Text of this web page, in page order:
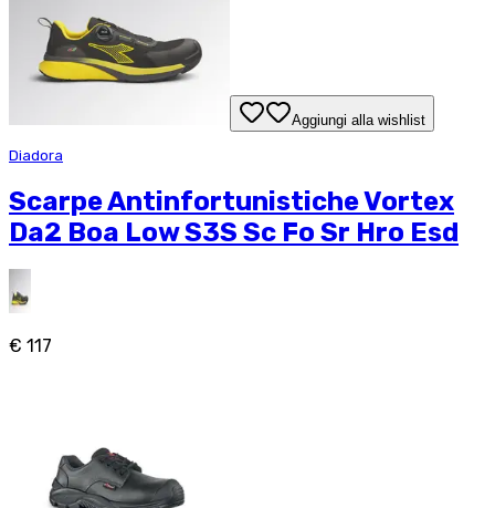
Aggiungi alla wishlist
Diadora
Scarpe Antinfortunistiche Vortex
Da2 Boa Low S3S Sc Fo Sr Hro Esd
€ 117